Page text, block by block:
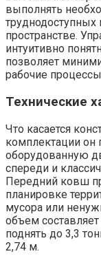
выполнять
труднодоступных
пространстве.
интуитивно
позволяет
рабочие
Технические
Что касается
комплектации он
оборудованную
спереди и
Передний ковш
планировке
мусора или
объем
поднять до 3,3
2,74 м.